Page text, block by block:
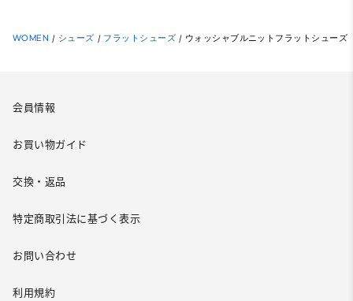
WOMEN / シューズ / フラットシューズ / ウォッシャブルニットフラットシューズ
会員情報
お買い物ガイド
交換・返品
特定商取引法に基づく表示
お問い合わせ
利用規約